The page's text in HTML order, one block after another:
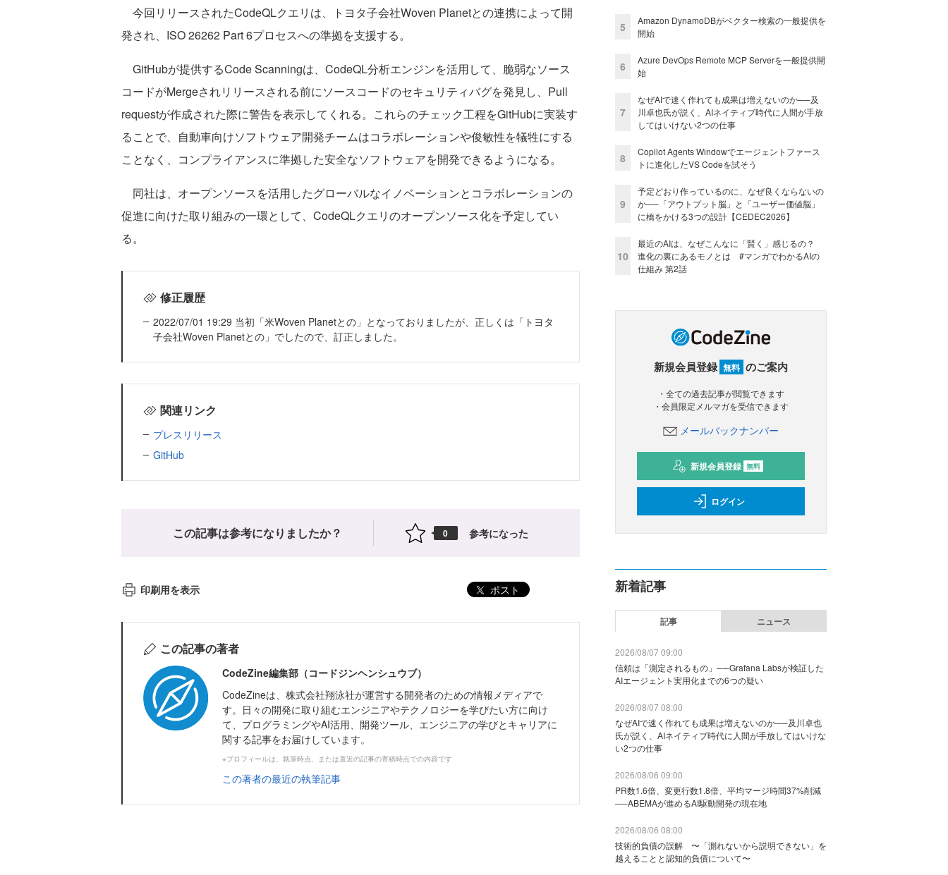
今回リリースされたCodeQLクエリは、トヨタ子会社Woven Planetとの連携によって開
発され、ISO 26262 Part 6プロセスへの準拠を支援する。
GitHubが提供するCode Scanningは、CodeQL分析エンジンを活用して、脆弱なソース
コードがMergeされリリースされる前にソースコードのセキュリティバグを発見し、Pull
requestが作成された際に警告を表示してくれる。これらのチェック工程をGitHubに実装す
ることで、自動車向けソフトウェア開発チームはコラボレーションや俊敏性を犠牲にする
ことなく、コンプライアンスに準拠した安全なソフトウェアを開発できるようになる。
同社は、オープンソースを活用したグローバルなイノベーションとコラボレーションの
促進に向けた取り組みの一環として、CodeQLクエリのオープンソース化を予定してい
る。
修正履歴
2022/07/01 19:29 当初「米Woven Planetとの」となっておりましたが、正しくは「トヨタ
子会社Woven Planetとの」でしたので、訂正しました。
関連リンク
プレスリリース
GitHub
この記事は参考になりましたか？ 0 参考になった
印刷用を表示 ポスト
この記事の著者
CodeZine編集部（コードジンヘンシュウブ）
CodeZineは、株式会社翔泳社が運営する開発者のための情報メディアで
す。日々の開発に取り組むエンジニアやテクノロジーを学びたい方に向け
て、プログラミングやAI活用、開発ツール、エンジニアの学びとキャリアに
関する記事をお届けしています。
※プロフィールは、執筆時点、または直近の記事の寄稿時点での内容です
この著者の最近の執筆記事
5
Amazon DynamoDBがベクター検索の一般提供を
開始
6
Azure DevOps Remote MCP Serverを一般提供開
始
7
なぜAIで速く作れても成果は増えないのか──及
川卓也氏が説く、AIネイティブ時代に人間が手放
してはいけない2つの仕事
8
Copilot Agents Windowでエージェントファース
トに進化したVS Codeを試そう
9
予定どおり作っているのに、なぜ良くならないの
か──「アウトプット脳」と「ユーザー価値脳」
に橋をかける3つの設計【CEDEC2026】
10
最近のAIは、なぜこんなに「賢く」感じるの？
進化の裏にあるモノとは #マンガでわかるAIの
仕組み 第2話
新規会員登録 無料 のご案内
・全ての過去記事が閲覧できます
・会員限定メルマガを受信できます
メールバックナンバー
新規会員登録 無料
ログイン
新着記事
記事 ニュース
2026/08/07 09:00
信頼は「測定されるもの」──Grafana Labsが検証した
AIエージェント実用化までの6つの疑い
2026/08/07 08:00
なぜAIで速く作れても成果は増えないのか──及川卓也
氏が説く、AIネイティブ時代に人間が手放してはいけな
い2つの仕事
2026/08/06 09:00
PR数1.6倍、変更行数1.8倍、平均マージ時間37%削減
──ABEMAが進めるAI駆動開発の現在地
2026/08/06 08:00
技術的負債の誤解 〜「測れないから説明できない」を
越えることと認知的負債について〜